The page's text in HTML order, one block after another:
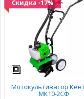
Скидка -17%
Мотокультиватор
МК10-2CФ